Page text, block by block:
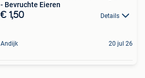
- Bevruchte Eieren
€ 1,50 Details
Andijk 20 jul 26